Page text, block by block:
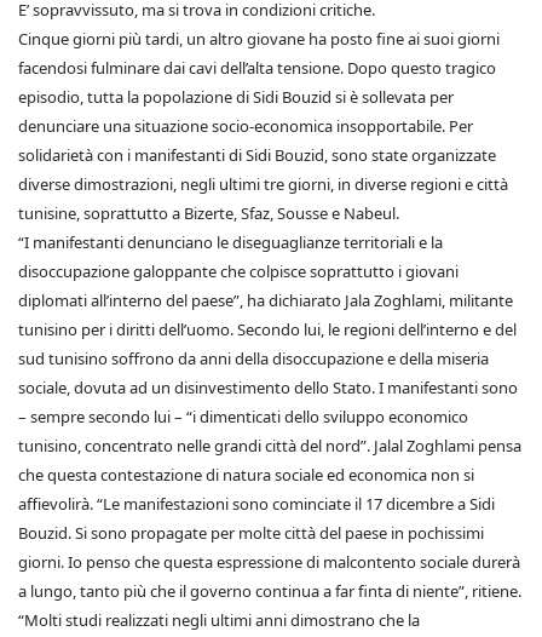
E’ sopravvissuto, ma si trova in condizioni critiche.
Cinque giorni più tardi, un altro giovane ha posto fine ai suoi giorni
facendosi fulminare dai cavi dell’alta tensione. Dopo questo tragico
episodio, tutta la popolazione di Sidi Bouzid si è sollevata per
denunciare una situazione socio-economica insopportabile. Per
solidarietà con i manifestanti di Sidi Bouzid, sono state organizzate
diverse dimostrazioni, negli ultimi tre giorni, in diverse regioni e città
tunisine, soprattutto a Bizerte, Sfaz, Sousse e Nabeul.
“I manifestanti denunciano le diseguaglianze territoriali e la
disoccupazione galoppante che colpisce soprattutto i giovani
diplomati all’interno del paese”, ha dichiarato Jala Zoghlami, militante
tunisino per i diritti dell’uomo. Secondo lui, le regioni dell’interno e del
sud tunisino soffrono da anni della disoccupazione e della miseria
sociale, dovuta ad un disinvestimento dello Stato. I manifestanti sono
– sempre secondo lui – “i dimenticati dello sviluppo economico
tunisino, concentrato nelle grandi città del nord”. Jalal Zoghlami pensa
che questa contestazione di natura sociale ed economica non si
affievolirà. “Le manifestazioni sono cominciate il 17 dicembre a Sidi
Bouzid. Si sono propagate per molte città del paese in pochissimi
giorni. Io penso che questa espressione di malcontento sociale durerà
a lungo, tanto più che il governo continua a far finta di niente”, ritiene.
“Molti studi realizzati negli ultimi anni dimostrano che la